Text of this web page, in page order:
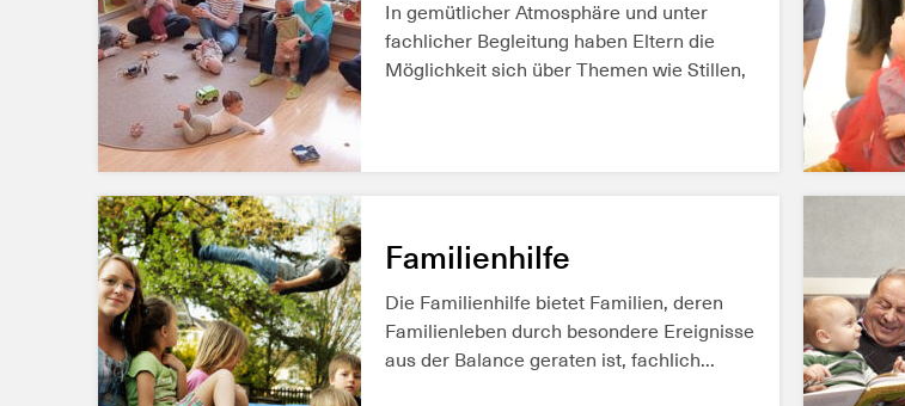
In gemütlicher Atmosphäre und unter
fachlicher Begleitung haben Eltern die
Möglichkeit sich über Themen wie Stillen,
Familienhilfe
Die Familienhilfe bietet Familien, deren
Familienleben durch besondere Ereignisse
aus der Balance geraten ist, fachlich...